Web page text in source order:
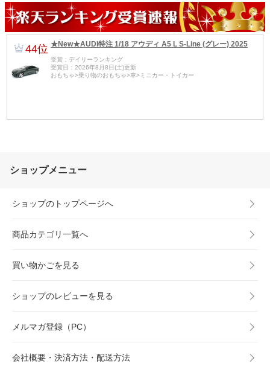
ショップメニュー
ショップのトップページへ
商品カテゴリ一覧へ
買い物かごを見る
ショップのレビューを見る
メルマガ登録（PC）
会社概要・決済方法・配送方法